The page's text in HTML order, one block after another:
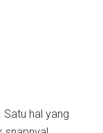
hal yang